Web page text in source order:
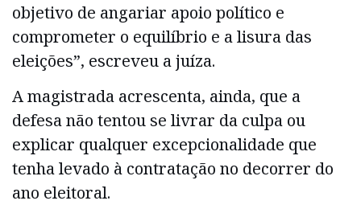
objetivo de angariar apoio político e
comprometer o equilíbrio e a lisura das
eleições”, escreveu a juíza.
A magistrada acrescenta, ainda, que a
defesa não tentou se livrar da culpa ou
explicar qualquer excepcionalidade que
tenha levado à contratação no decorrer do
ano eleitoral.